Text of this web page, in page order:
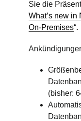
Sie die
What’s new in
On-Premises“.
(bisher: